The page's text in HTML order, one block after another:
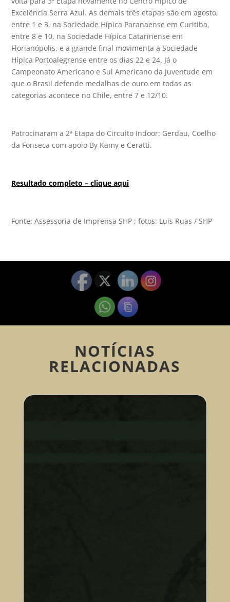
Excelência Serra Azul. As demais três etapas são em agosto,
entre 1 e 3, na Sociedade Hípica Paranaense em Curitiba,
entre 8 e 10, na Sociedade Hípica Catarinense em
Florianópolis, e a grande final movimenta a Sociedade
Hípica Portoalegrense entre os dias 22 e 24. Já o
Campeonato Americano e Sul Americano da Juventude em
que o Brasil defende medalhas de ouro em todas as
categorias acontece no Chile, entre 7 e 12/10.
Patrocinaram a 2ª Etapa do Circuito Indoor: Gerdau, Coelho
da Fonseca com apoio By Kamy e Ceratti.
Resultado completo – clique aqui
Fonte: Assessoria de Imprensa SHP ; fotos: Luis Ruas / SHP
NOTÍCIAS
RELACIONADAS